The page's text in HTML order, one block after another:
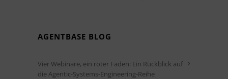
AGENTBASE BLOG
Vier Webinare, ein roter Faden: Ein Rückblick auf
die Agentic-Systems-Engineering-Reihe